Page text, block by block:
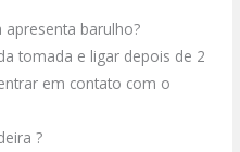
barulho?
tomada e ligar depois de 2
em contato com o
?